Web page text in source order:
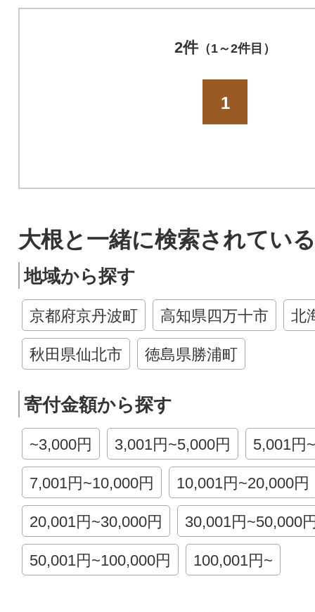
2件（1～2件目）
1
大根と一緒に検索されてい
地域から探す
京都府京丹波町 高知県四万十市 北
秋田県仙北市 徳島県勝浦町
寄付金額から探す
~3,000円 3,001円~5,000円 5,001円
7,001円~10,000円 10,001円~20,000円
20,001円~30,000円 30,001円~50,000
50,001円~100,000円 100,001円~